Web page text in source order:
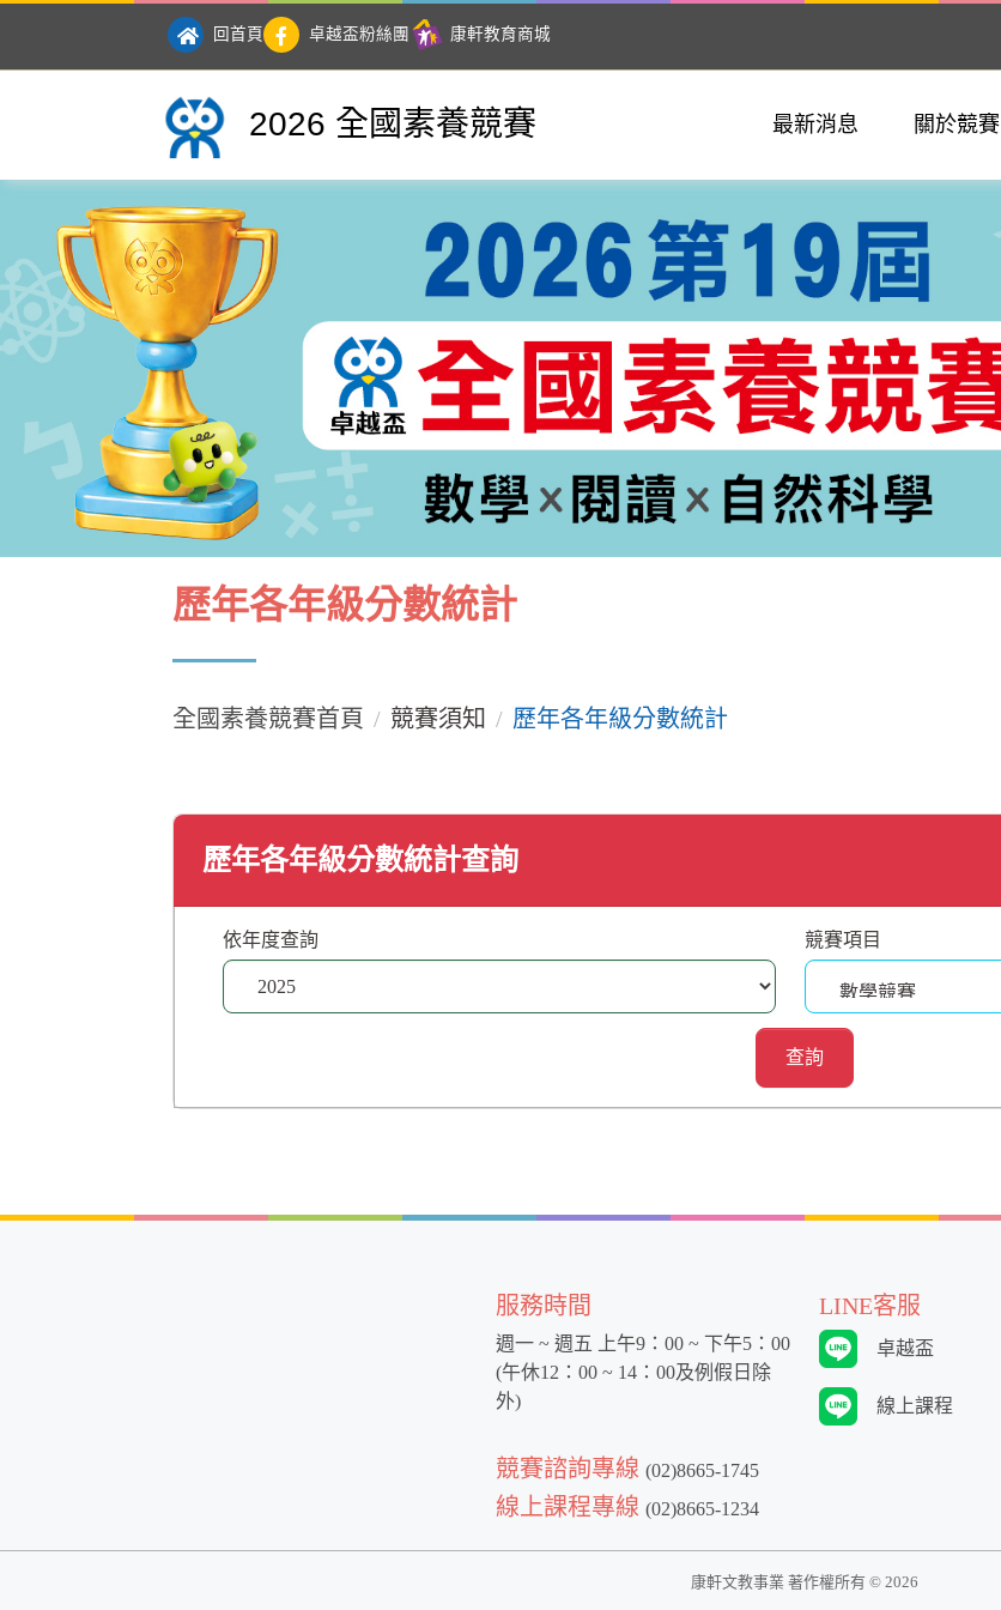
回首頁 卓越盃粉絲團 康軒教育商城
2026 全國素養競賽
2026 全國素養競賽 最新消息 關於競賽
歷年各年級分數統計
全國素養競賽首頁 競賽須知 歷年各年級分數統計
歷年各年級分數統計查詢
依年度查詢 競賽項目
查詢
服務時間
週一 ~ 週五 上午9：00 ~ 下午5：00
(午休12：00 ~ 14：00及例假日除
外)
競賽諮詢專線 (02)8665-1745
線上課程專線 (02)8665-1234
LINE客服
卓越盃
線上課程
康軒文教事業 著作權所有 © 2026